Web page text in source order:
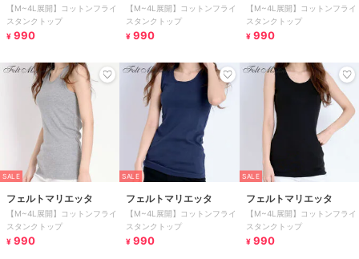
【M~4L展開】コットンフライ
スタンクトップ
¥ 990
【M~4L展開】コットンフライ
スタンクトップ
¥ 990
【M~4L展開】コットンフライ
スタンクトップ
¥ 990
SALE
フェルトマリエッタ
【M~4L展開】コットンフライ
スタンクトップ
¥ 990
SALE
フェルトマリエッタ
【M~4L展開】コットンフライ
スタンクトップ
¥ 990
SALE
フェルトマリエッタ
【M~4L展開】コットンフライ
スタンクトップ
¥ 990